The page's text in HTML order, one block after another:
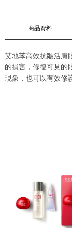
商品資料
艾地苯高效抗皺活膚
的損害，修復可見的
現象，也可以有效修